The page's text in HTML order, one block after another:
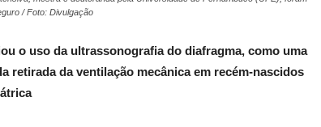
/ Foto: Divulgação
o uso da ultrassonografia do diafragma, como uma
retirada da ventilação mecânica em recém-nascidos